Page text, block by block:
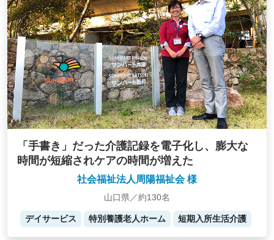
「手書き」だった介護記録を電子化し、膨大な
時間が短縮されケアの時間が増えた
社会福祉法人周陽福祉会 様
山口県／約130名
デイサービス 特別養護老人ホーム 短期入所生活介護